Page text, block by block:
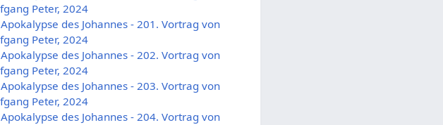
Peter, 2024
des Johannes - 201. Vortrag von
Peter, 2024
des Johannes - 202. Vortrag von
Peter, 2024
des Johannes - 203. Vortrag von
Peter, 2024
des Johannes - 204. Vortrag von